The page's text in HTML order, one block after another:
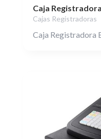
Caja
Cajas Registradoras
Caja Registradora